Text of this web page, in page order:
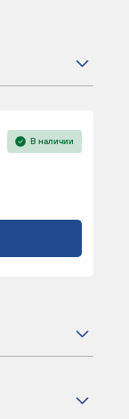
В наличии